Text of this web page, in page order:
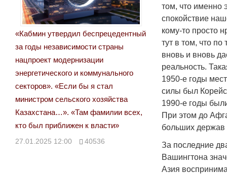
том, что именно
спокойствие
кому-то просто
тут в том, что
вновь и вновь
реаль­ность.
1950-е годы
силы был
1990-е годы
При этом до
больших держав
За последние
Вашингтона
Азия
«Кабмин утвердил беспрецедентный
за годы независимости страны
нацпроект модернизации
энергетического и коммунального
секторов». «Если бы я стал
министром сельского хозяйства
Казахстана…». «Там фамилии всех,
кто был приближен к власти»
27.01.2025 12:00 40536